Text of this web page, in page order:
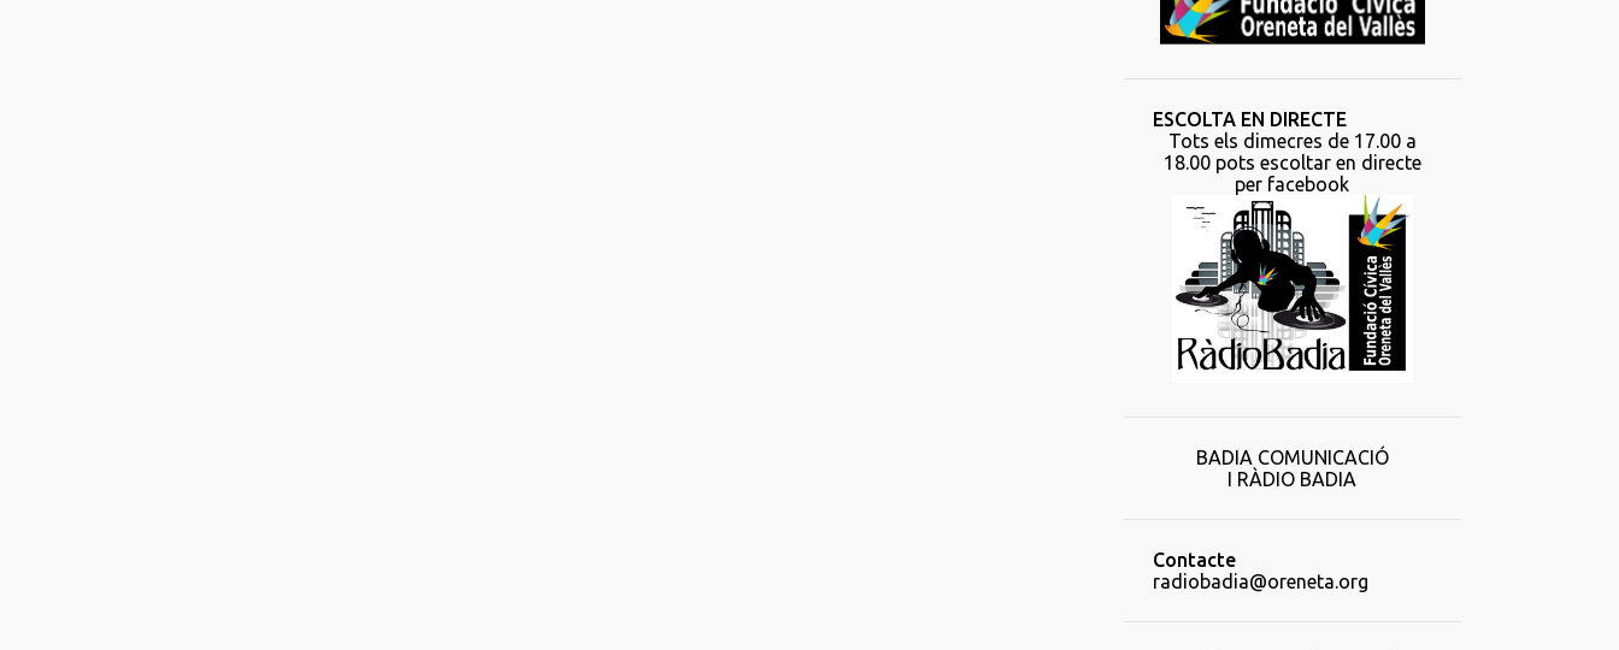
ESCOLTA EN DIRECTE
Tots els dimecres de 17.00 a
18.00 pots escoltar en directe
per facebook
BADIA COMUNICACIÓ
I RÀDIO BADIA
Contacte
radiobadia@oreneta.org